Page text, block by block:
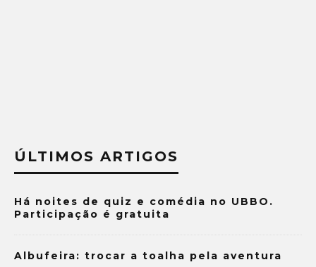
ÚLTIMOS ARTIGOS
Há noites de quiz e comédia no UBBO.
Participação é gratuita
Albufeira: trocar a toalha pela aventura